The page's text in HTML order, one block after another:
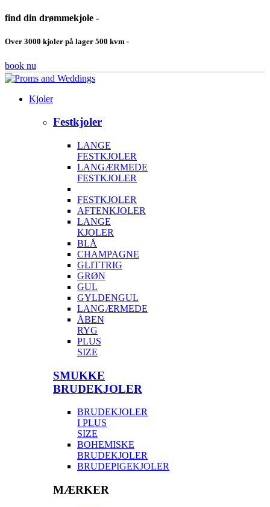
find din drømmekjole -
Over 3000 kjoler på lager 500 kvm -
book nu
Kjoler
Festkjoler
LANGE
FESTKJOLER
LANGÆRMEDE
FESTKJOLER
FESTKJOLER
AFTENKJOLER
LANGE
KJOLER
BLÅ
CHAMPAGNE
GLITTRIG
GRØN
GUL
GYLDENGUL
LANGÆRMEDE
ÅBEN
RYG
PLUS
SIZE
SMUKKE
BRUDEKJOLER
BRUDEKJOLER
I PLUS
SIZE
BOHEMISKE
BRUDEKJOLER
BRUDEPIGEKJOLER
MÆRKER